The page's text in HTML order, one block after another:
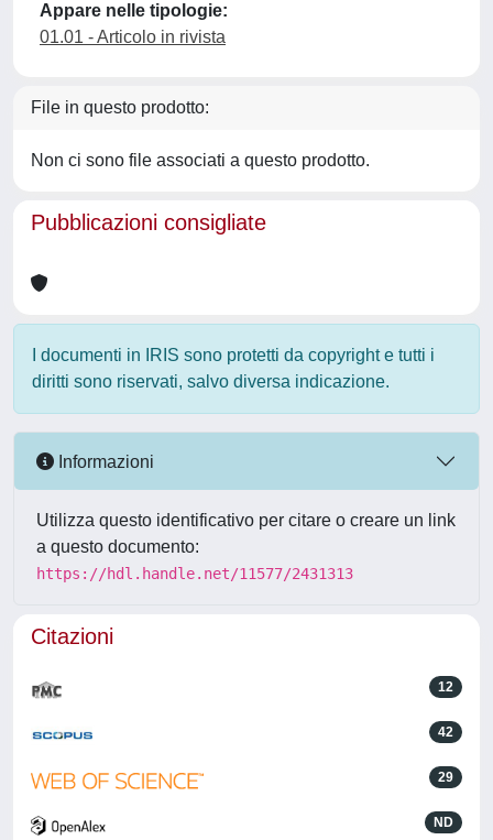
Appare nelle tipologie:
01.01 - Articolo in rivista
File in questo prodotto:
Non ci sono file associati a questo prodotto.
Pubblicazioni consigliate
I documenti in IRIS sono protetti da copyright e tutti i
diritti sono riservati, salvo diversa indicazione.
Informazioni
Utilizza questo identificativo per citare o creare un link
a questo documento:
https://hdl.handle.net/11577/2431313
Citazioni
12
42
29
ND